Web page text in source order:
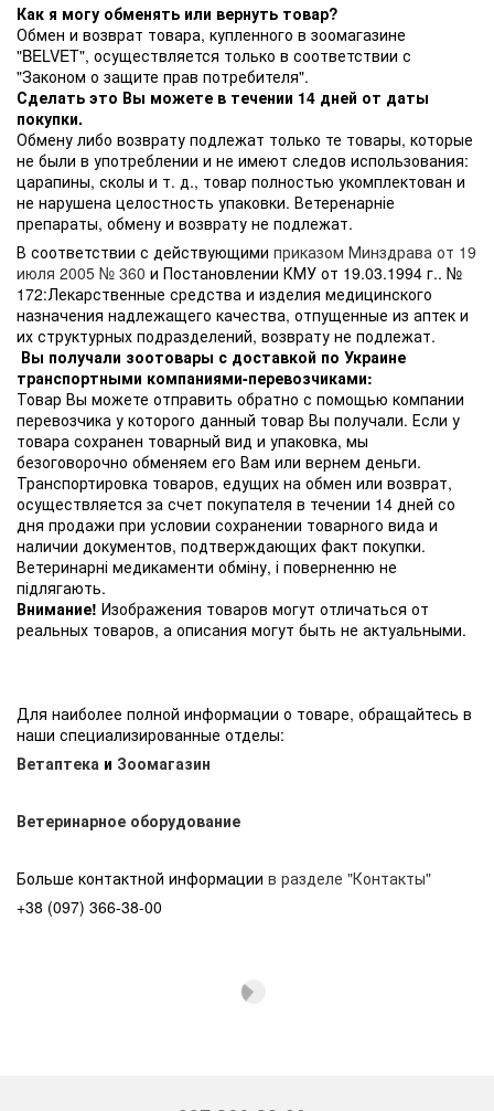
Как я могу обменять или вернуть товар?
Обмен и возврат товара, купленного в зоомагазине
"BELVET", осуществляется только в соответствии с
"Законом о защите прав потребителя".
Сделать это Вы можете в течении 14 дней от даты
покупки.
Обмену либо возврату подлежат только те товары, которые
не были в употреблении и не имеют следов использования:
царапины, сколы и т. д., товар полностью укомплектован и
не нарушена целостность упаковки. Ветеренарніе
препараты, обмену и возврату не подлежат.
В соответствии с действующими приказом Минздрава от 19
июля 2005 № 360 и Постановлении КМУ от 19.03.1994 г.. №
172:Лекарственные средства и изделия медицинского
назначения надлежащего качества, отпущенные из аптек и
их структурных подразделений, возврату не подлежат.
Вы получали зоотовары с доставкой по Украине
транспортными компаниями-перевозчиками:
Товар Вы можете отправить обратно с помощью компании
перевозчика у которого данный товар Вы получали. Если у
товара сохранен товарный вид и упаковка, мы
безоговорочно обменяем его Вам или вернем деньги.
Транспортировка товаров, едущих на обмен или возврат,
осуществляется за счет покупателя в течении 14 дней со
дня продажи при условии сохранении товарного вида и
наличии документов, подтверждающих факт покупки.
Ветеринарні медикаменти обміну, і поверненню не
підлягають.
Внимание! Изображения товаров могут отличаться от
реальных товаров, а описания могут быть не актуальными.
Для наиболее полной информации о товаре, обращайтесь в
наши специализированные отделы:
Ветаптека и Зоомагазин
Ветеринарное оборудование
Больше контактной информации в разделе "Контакты"
+38 (097) 366-38-00